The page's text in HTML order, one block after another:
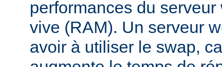
performances du
vive (RAM). Un serveur
avoir à utiliser le swap,